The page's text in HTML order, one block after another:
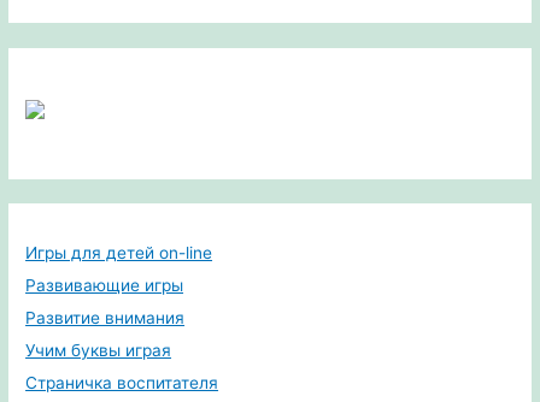
Игры для детей on-line
Развивающие игры
Развитие внимания
Учим буквы играя
Страничка воспитателя